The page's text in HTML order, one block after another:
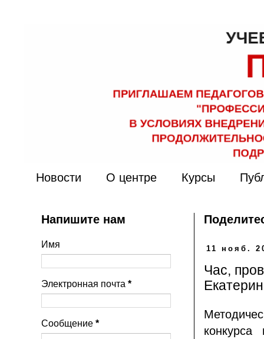
Новости О центре Курсы
11 нояб.
Час,
конкурса
Напишите нам
Имя
Электронная почта *
Сообщение *